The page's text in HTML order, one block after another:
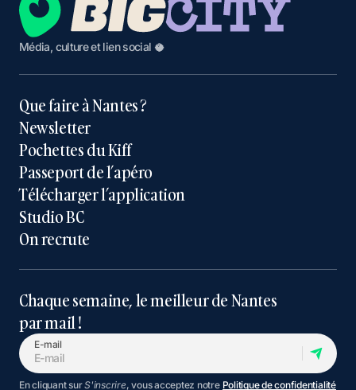
Média, culture et lien social 🥥
Que faire à Nantes ?
Newsletter
Pochettes du Kiff
Passeport de l’apéro
Télécharger l’application
Studio BC
On recrute
Chaque semaine, le meilleur de Nantes
par mail !
E-mail
En cliquant surS'inscrire, vous acceptez notre Politique de confidentialité